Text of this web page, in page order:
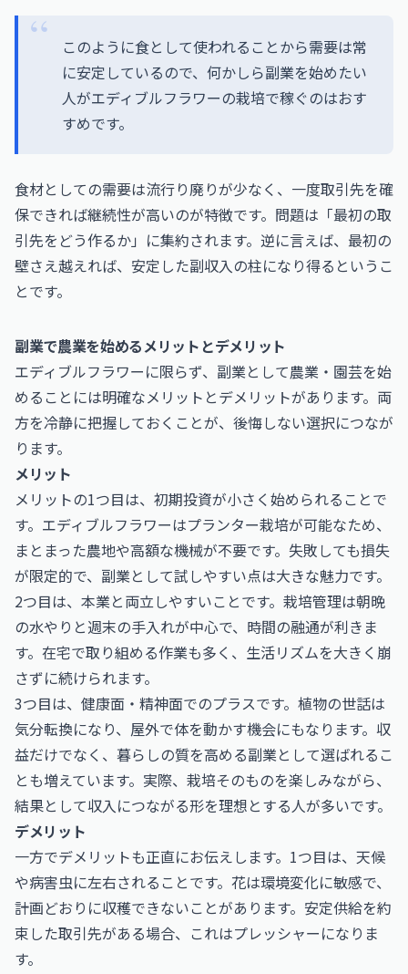
このように食として使われることから需要は常
に安定しているので、何かしら副業を始めたい
人がエディブルフラワーの栽培で稼ぐのはおす
すめです。
食材としての需要は流行り廃りが少なく、一度取引先を確
保できれば継続性が高いのが特徴です。問題は「最初の取
引先をどう作るか」に集約されます。逆に言えば、最初の
壁さえ越えれば、安定した副収入の柱になり得るというこ
とです。
副業で農業を始めるメリットとデメリット
エディブルフラワーに限らず、副業として農業・園芸を始
めることには明確なメリットとデメリットがあります。両
方を冷静に把握しておくことが、後悔しない選択につなが
ります。
メリット
メリットの1つ目は、初期投資が小さく始められることで
す。エディブルフラワーはプランター栽培が可能なため、
まとまった農地や高額な機械が不要です。失敗しても損失
が限定的で、副業として試しやすい点は大きな魅力です。
2つ目は、本業と両立しやすいことです。栽培管理は朝晩
の水やりと週末の手入れが中心で、時間の融通が利きま
す。在宅で取り組める作業も多く、生活リズムを大きく崩
さずに続けられます。
3つ目は、健康面・精神面でのプラスです。植物の世話は
気分転換になり、屋外で体を動かす機会にもなります。収
益だけでなく、暮らしの質を高める副業として選ばれるこ
とも増えています。実際、栽培そのものを楽しみながら、
結果として収入につながる形を理想とする人が多いです。
デメリット
一方でデメリットも正直にお伝えします。1つ目は、天候
や病害虫に左右されることです。花は環境変化に敏感で、
計画どおりに収穫できないことがあります。安定供給を約
束した取引先がある場合、これはプレッシャーになりま
す。